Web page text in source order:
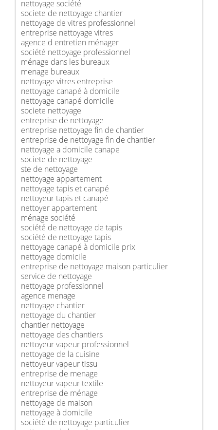
nettoyage société
societe de nettoyage chantier
nettoyage de vitres professionnel
entreprise nettoyage vitres
agence d entretien ménager
société nettoyage professionnel
ménage dans les bureaux
menage bureaux
nettoyage vitres entreprise
nettoyage canapé à domicile
nettoyage canapé domicile
societe nettoyage
entreprise de nettoyage
entreprise nettoyage fin de chantier
entreprise de nettoyage fin de chantier
nettoyage a domicile canape
societe de nettoyage
ste de nettoyage
nettoyage appartement
nettoyage tapis et canapé
nettoyeur tapis et canapé
nettoyer appartement
ménage société
société de nettoyage de tapis
société de nettoyage tapis
nettoyage canapé à domicile prix
nettoyage domicile
entreprise de nettoyage maison particulier
service de nettoyage
nettoyage professionnel
agence menage
nettoyage chantier
nettoyage du chantier
chantier nettoyage
nettoyage des chantiers
nettoyeur vapeur professionnel
nettoyage de la cuisine
nettoyeur vapeur tissu
entreprise de menage
nettoyeur vapeur textile
entreprise de ménage
nettoyage de maison
nettoyage à domicile
société de nettoyage particulier